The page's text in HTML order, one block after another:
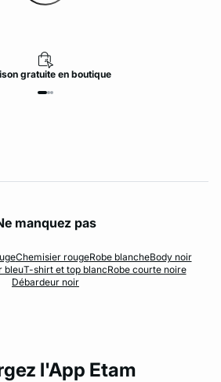
gratuiteen boutique
manquez pas
Chemisier rougeRobe blancheBody noir
bleuT-shirt et top blancRobe courte noire
Débardeur noir
l'App Etam